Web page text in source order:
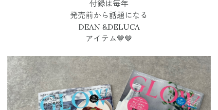
付録は毎年
発売前から話題になる
DEAN &DELUCA
アイテム🤎🤎